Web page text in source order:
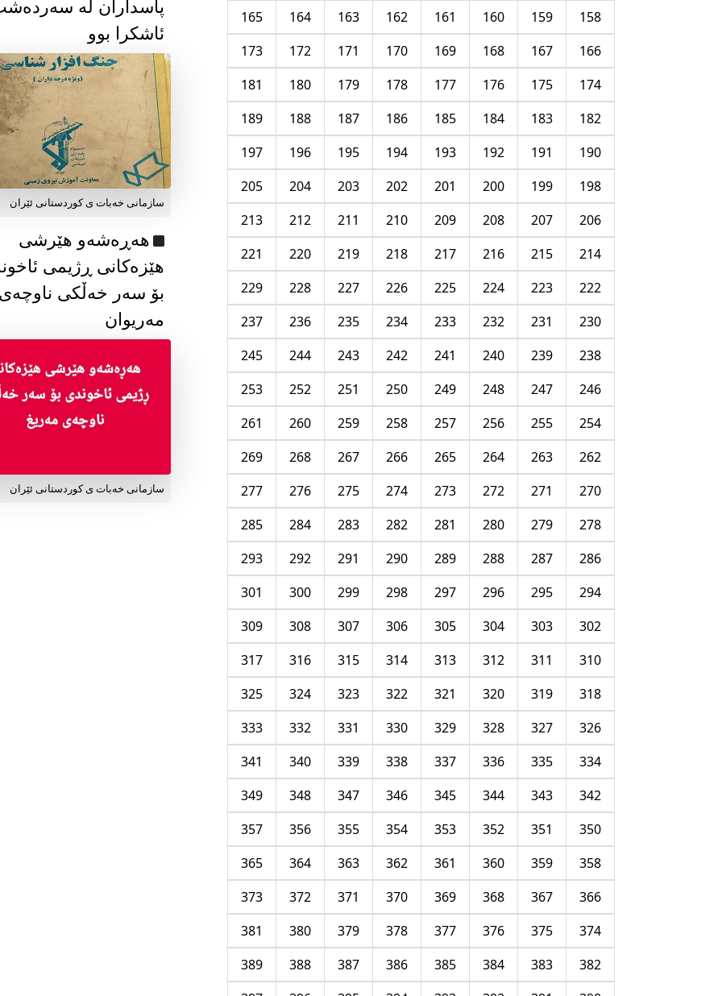
158
159
160
161
162
163
164
165
166
167
168
169
170
171
172
173
174
175
176
177
178
179
180
181
182
183
184
185
186
187
188
189
190
191
192
193
194
195
196
197
198
199
200
201
202
203
204
205
206
207
208
209
210
211
212
213
214
215
216
217
218
219
220
221
222
223
224
225
226
227
228
229
230
231
232
233
234
235
236
237
238
239
240
241
242
243
244
245
246
247
248
249
250
251
252
253
254
255
256
257
258
259
260
261
262
263
264
265
266
267
268
269
270
271
272
273
274
275
276
277
278
279
280
281
282
283
284
285
286
287
288
289
290
291
292
293
294
295
296
297
298
299
300
301
302
303
304
305
306
307
308
309
310
311
312
313
314
315
316
317
318
319
320
321
322
323
324
325
326
327
328
329
330
331
332
333
334
335
336
337
338
339
340
341
342
343
344
345
346
347
348
349
350
351
352
353
354
355
356
357
358
359
360
361
362
363
364
365
366
367
368
369
370
371
372
373
374
375
376
377
378
379
380
381
382
383
384
385
386
387
388
389
پاسداران لە
ئاشکرا بوو
سازمانی خەبات ی كوردستانی ئێران
هەڕەشەو هێرشی
هێزەکانی ڕژیمی
بۆ سەر خەڵکی
مەریوان
سازمانی خەبات ی کوردستانی ئێران